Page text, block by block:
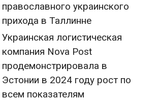
православного украинского
прихода в Таллинне
Украинская логистическая
компания Nova Post
продемонстрировала в
Эстонии в 2024 году рост по
всем показателям